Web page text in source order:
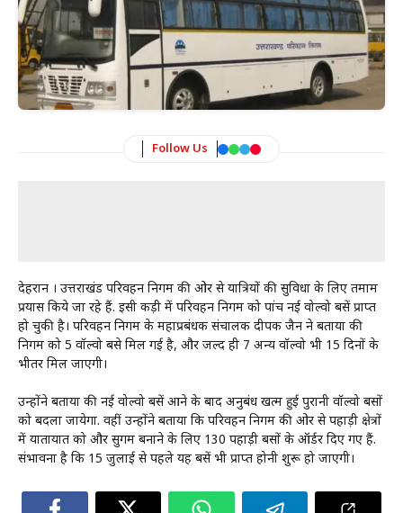
Follow Us
देहरादून । उत्तराखंड परिवहन निगम की ओर से यात्रियों की सुविधा के लिए तमाम
प्रयास किये जा रहे हैं. इसी कड़ी में परिवहन निगम को पांच नई वोल्वो बसें प्राप्त
हो चुकी है। परिवहन निगम के महाप्रबंधक संचालक दीपक जैन ने बताया की
निगम को 5 वॉल्वो बसे मिल गई है, और जल्द ही 7 अन्य वॉल्वो भी 15 दिनों के
भीतर मिल जाएगी।
उन्होंने बताया की नई वोल्वो बसें आने के बाद अनुबंध खत्म हुई पुरानी वॉल्वो बसों
को बदला जायेगा. वहीं उन्होंने बताया कि परिवहन निगम की ओर से पहाड़ी क्षेत्रों
में यातायात को और सुगम बनाने के लिए 130 पहाड़ी बसों के ऑर्डर दिए गए हैं.
संभावना है कि 15 जुलाई से पहले यह बसें भी प्राप्त होनी शुरू हो जाएगी।